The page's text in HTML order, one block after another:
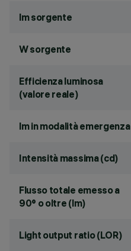
lm sorgente
W sorgente
Efficienza luminosa
(valore reale)
lm in modalità emergenza
Intensità massima (cd)
Flusso totale emesso a
90° o oltre (lm)
Light output ratio (LOR)